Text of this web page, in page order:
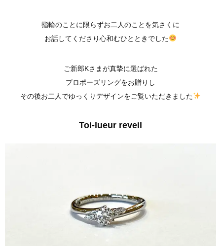
指輪のことに限らずお二人のことを気さくに
お話してくださり心和むひとときでした
ご新郎Kさまが真摯に選ばれた
プロポーズリングをお贈りし
その後お二人でゆっくりデザインをご覧いただきました
Toi-lueur reveil